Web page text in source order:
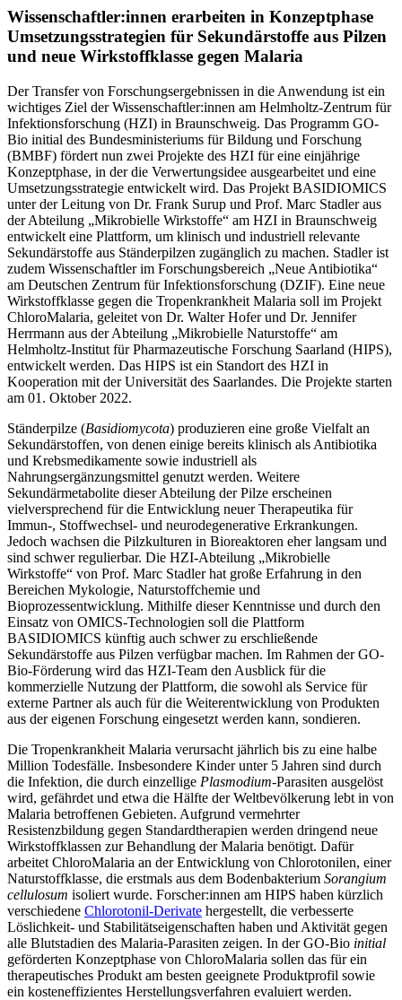
Wissenschaftler:innen erarbeiten in Konzeptphase
Umsetzungsstrategien für Sekundärstoffe aus Pilzen
und neue Wirkstoffklasse gegen Malaria
Der Transfer von Forschungsergebnissen in die Anwendung ist ein
wichtiges Ziel der Wissenschaftler:innen am Helmholtz-Zentrum für
Infektionsforschung (HZI) in Braunschweig. Das Programm GO-
Bio initial des Bundesministeriums für Bildung und Forschung
(BMBF) fördert nun zwei Projekte des HZI für eine einjährige
Konzeptphase, in der die Verwertungsidee ausgearbeitet und eine
Umsetzungsstrategie entwickelt wird. Das Projekt BASIDIOMICS
unter der Leitung von Dr. Frank Surup und Prof. Marc Stadler aus
der Abteilung „Mikrobielle Wirkstoffe“ am HZI in Braunschweig
entwickelt eine Plattform, um klinisch und industriell relevante
Sekundärstoffe aus Ständerpilzen zugänglich zu machen. Stadler ist
zudem Wissenschaftler im Forschungsbereich „Neue Antibiotika“
am Deutschen Zentrum für Infektionsforschung (DZIF). Eine neue
Wirkstoffklasse gegen die Tropenkrankheit Malaria soll im Projekt
ChloroMalaria, geleitet von Dr. Walter Hofer und Dr. Jennifer
Herrmann aus der Abteilung „Mikrobielle Naturstoffe“ am
Helmholtz-Institut für Pharmazeutische Forschung Saarland (HIPS),
entwickelt werden. Das HIPS ist ein Standort des HZI in
Kooperation mit der Universität des Saarlandes. Die Projekte starten
am 01. Oktober 2022.
Ständerpilze (Basidiomycota) produzieren eine große Vielfalt an
Sekundärstoffen, von denen einige bereits klinisch als Antibiotika
und Krebsmedikamente sowie industriell als
Nahrungsergänzungsmittel genutzt werden. Weitere
Sekundärmetabolite dieser Abteilung der Pilze erscheinen
vielversprechend für die Entwicklung neuer Therapeutika für
Immun-, Stoffwechsel- und neurodegenerative Erkrankungen.
Jedoch wachsen die Pilzkulturen in Bioreaktoren eher langsam und
sind schwer regulierbar. Die HZI-Abteilung „Mikrobielle
Wirkstoffe“ von Prof. Marc Stadler hat große Erfahrung in den
Bereichen Mykologie, Naturstoffchemie und
Bioprozessentwicklung. Mithilfe dieser Kenntnisse und durch den
Einsatz von OMICS-Technologien soll die Plattform
BASIDIOMICS künftig auch schwer zu erschließende
Sekundärstoffe aus Pilzen verfügbar machen. Im Rahmen der GO-
Bio-Förderung wird das HZI-Team den Ausblick für die
kommerzielle Nutzung der Plattform, die sowohl als Service für
externe Partner als auch für die Weiterentwicklung von Produkten
aus der eigenen Forschung eingesetzt werden kann, sondieren.
Die Tropenkrankheit Malaria verursacht jährlich bis zu eine halbe
Million Todesfälle. Insbesondere Kinder unter 5 Jahren sind durch
die Infektion, die durch einzellige Plasmodium-Parasiten ausgelöst
wird, gefährdet und etwa die Hälfte der Weltbevölkerung lebt in von
Malaria betroffenen Gebieten. Aufgrund vermehrter
Resistenzbildung gegen Standardtherapien werden dringend neue
Wirkstoffklassen zur Behandlung der Malaria benötigt. Dafür
arbeitet ChloroMalaria an der Entwicklung von Chlorotonilen, einer
Naturstoffklasse, die erstmals aus dem Bodenbakterium Sorangium
cellulosum isoliert wurde. Forscher:innen am HIPS haben kürzlich
verschiedene Chlorotonil-Derivate hergestellt, die verbesserte
Löslichkeit- und Stabilitätseigenschaften haben und Aktivität gegen
alle Blutstadien des Malaria-Parasiten zeigen. In der GO-Bio initial
geförderten Konzeptphase von ChloroMalaria sollen das für ein
therapeutisches Produkt am besten geeignete Produktprofil sowie
ein kosteneffizientes Herstellungsverfahren evaluiert werden.